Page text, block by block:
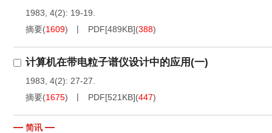
1983, 4(2): 19-19.
摘要(1609) PDF[489KB](388)
计算机在带电粒子谱仪设计中的应用(一)
1983, 4(2): 27-27.
摘要(1675) PDF[521KB](447)
简讯